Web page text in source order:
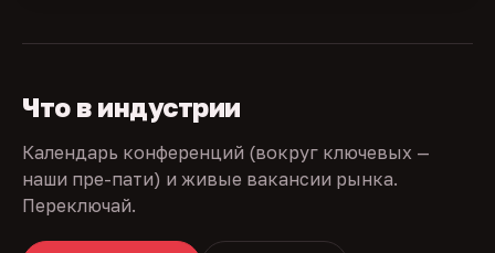
Что в индустрии
Календарь конференций (вокруг ключевых —
наши пре-пати) и живые вакансии рынка.
Переключай.